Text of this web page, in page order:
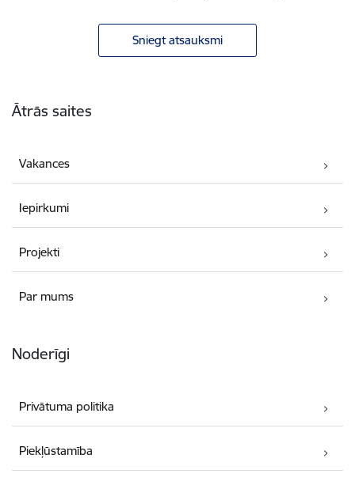
Sniegt atsauksmi
Ātrās saites
Vakances
Iepirkumi
Projekti
Par mums
Noderīgi
Privātuma politika
Piekļūstamība